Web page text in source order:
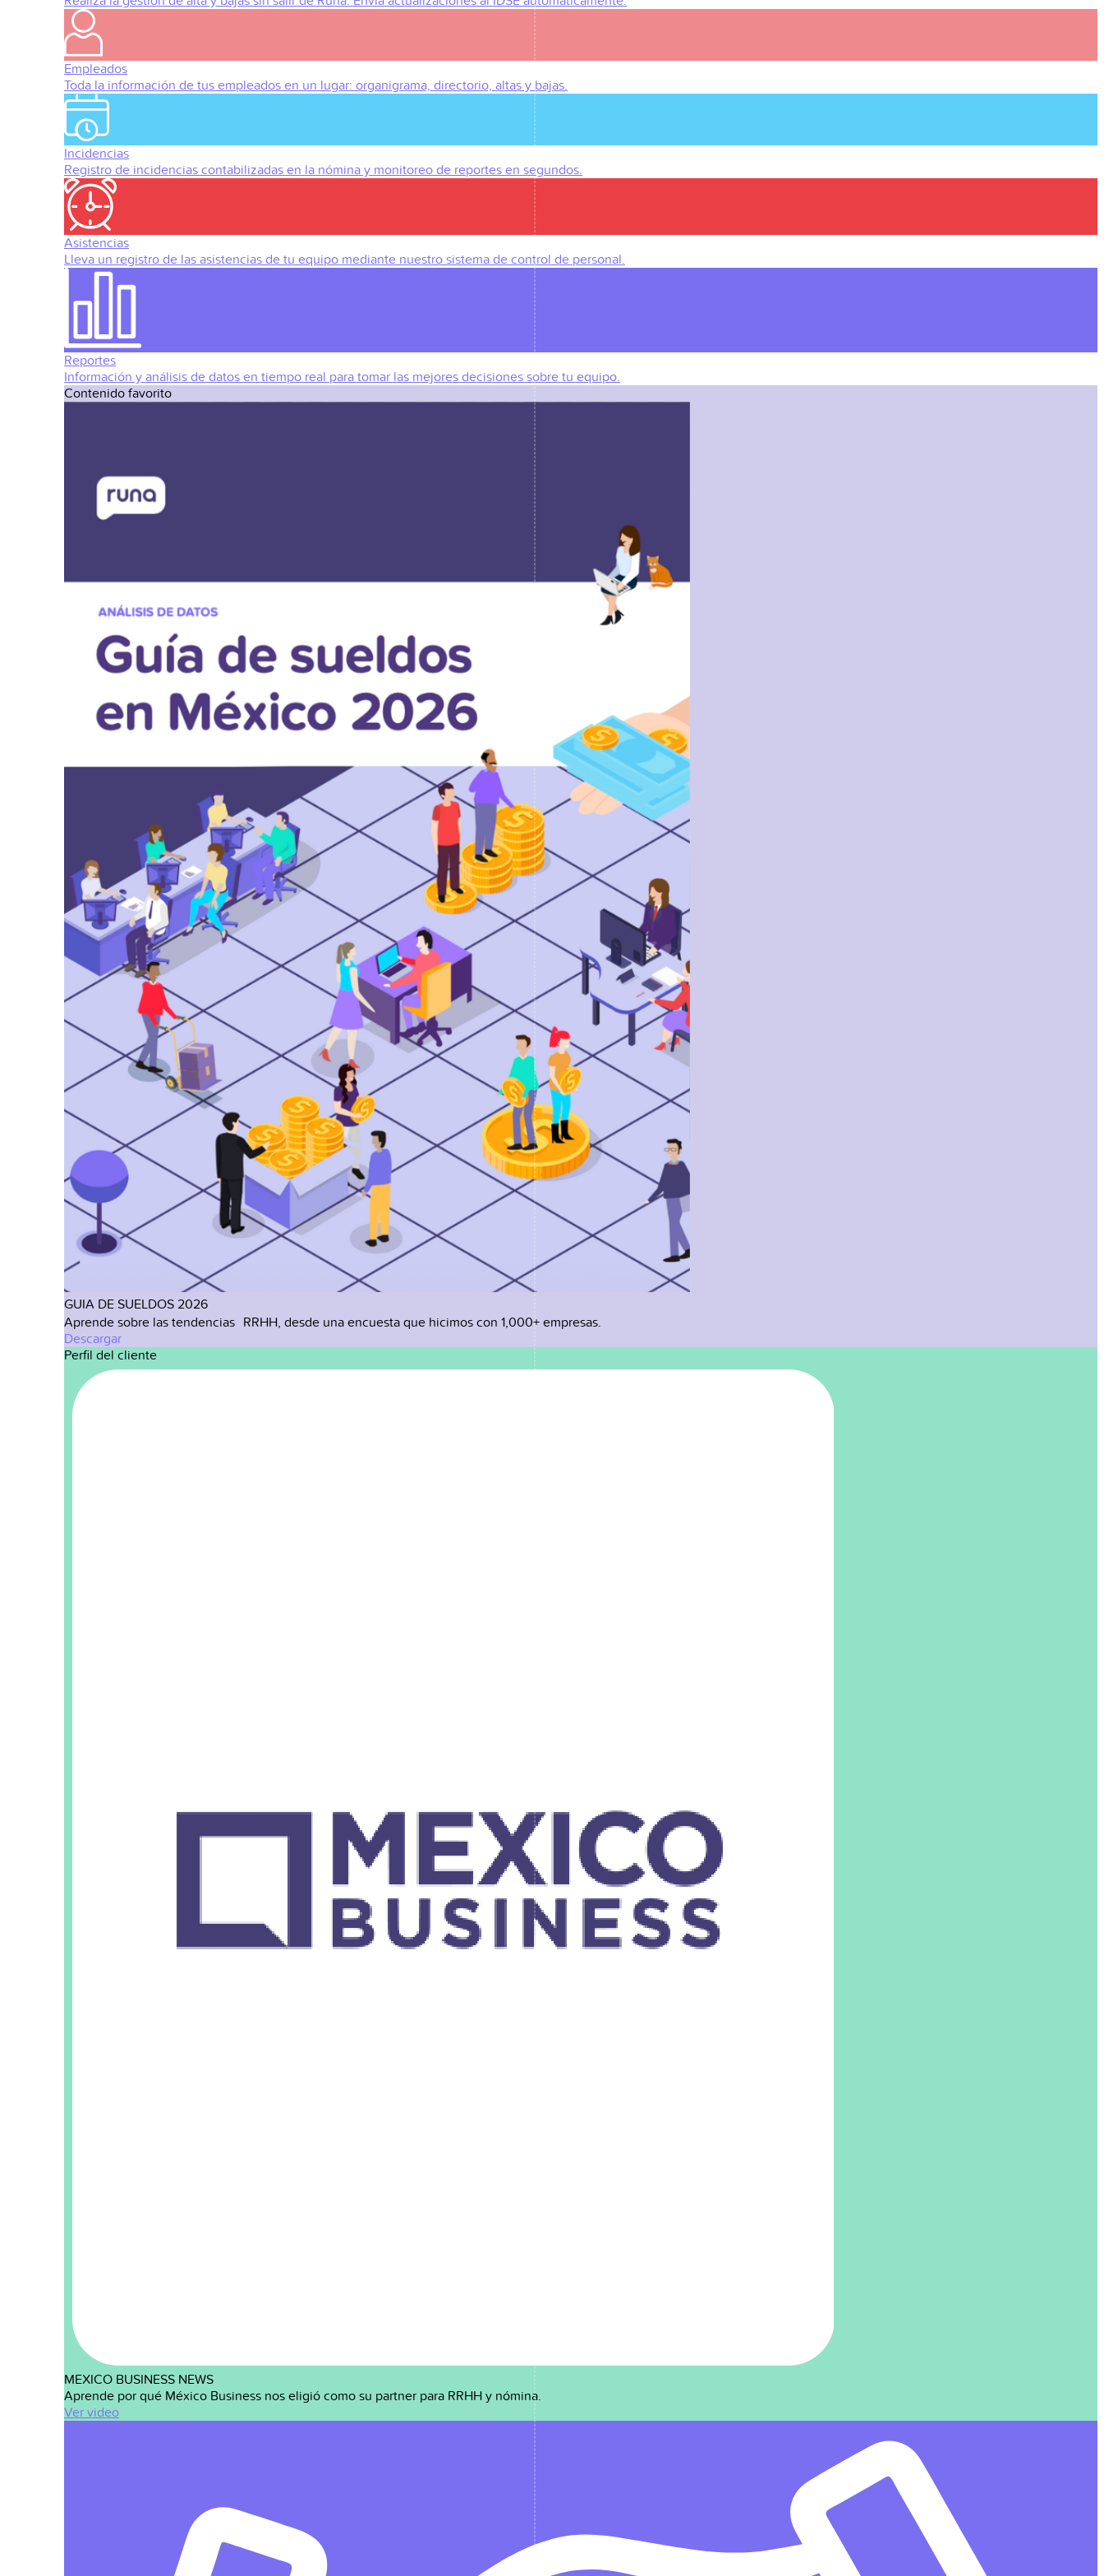
Empleados
Toda la información de tus empleados en un lugar: organigrama, directorio, altas y bajas.
Incidencias
Registro de incidencias contabilizadas en la nómina y monitoreo de reportes en segundos.
Asistencias
Lleva un registro de las asistencias de tu equipo mediante nuestro sistema de control de personal.
Reportes
Información y análisis de datos en tiempo real para tomar las mejores decisiones sobre tu equipo.
Contenido favorito
GUIA DE SUELDOS 2026
Aprende sobre las tendencias RRHH, desde una encuesta que hicimos con 1,000+ empresas.
Descargar
Perfil del cliente
MEXICO BUSINESS NEWS
Aprende por qué México Business nos eligió como su partner para RRHH y nómina.
Ver video